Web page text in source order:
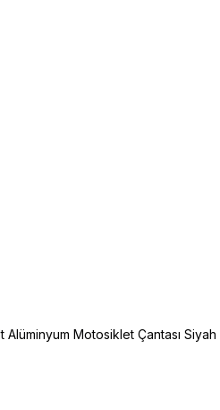
Motosiklet Çantası Siyah